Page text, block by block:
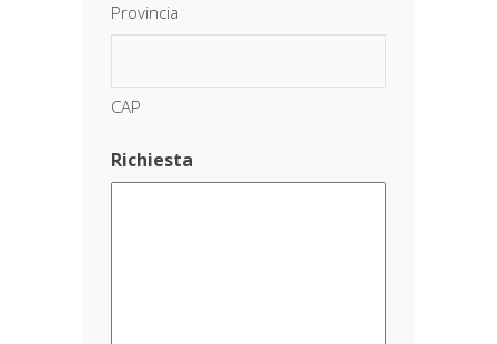
Provincia
CAP
Richiesta